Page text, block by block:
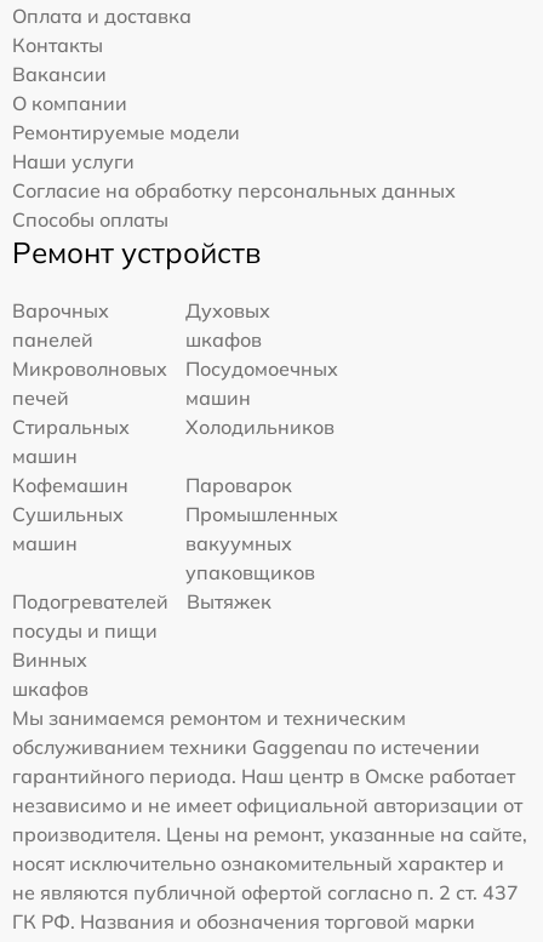
Оплата и доставка
Контакты
Вакансии
О компании
Ремонтируемые модели
Наши услуги
Согласие на обработку персональных данных
Способы оплаты
Ремонт устройств
Варочных
панелей
Духовых
шкафов
Микроволновых
печей
Посудомоечных
машин
Стиральных
машин
Холодильников
Кофемашин
Пароварок
Сушильных
машин
Промышленных
вакуумных
упаковщиков
Подогревателей
посуды и пищи
Вытяжек
Винных
шкафов
Мы занимаемся ремонтом и техническим
обслуживанием техники Gaggenau по истечении
гарантийного периода. Наш центр в Омске работает
независимо и не имеет официальной авторизации от
производителя. Цены на ремонт, указанные на сайте,
носят исключительно ознакомительный характер и
не являются публичной офертой согласно п. 2 ст. 437
ГК РФ. Названия и обозначения торговой марки